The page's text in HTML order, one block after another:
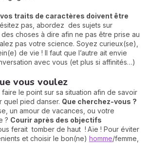
vos traits de caractères doivent être
pas, abordez des sujets sur
choses à dire afin ne pas être prise au
pas votre science. Soyez curieux(se),
de vie ! Il faut que l’autre ait envie
avec vous (et plus si affinités…)
vous voulez
le point sur sa situation afin de savoir
quel pied danser. Que cherchez-vous ?
un amour de vacances, ou votre
? Courir après des objectifs
ferait tomber de haut ! Aïe ! Pour éviter
et choisir le bon(ne) homme/femme,